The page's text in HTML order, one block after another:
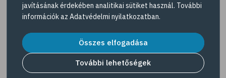
# gluténérzékenység
# gluténmentes
# quinoa
# szelén
Navigáció
Dermokozmetikumok
Gyöngy Patika Magazin
javításának érdekében analitikai sütiket használ. További
információk az Adatvédelmi nyilatkozatban.
Összes elfogadása
További lehetőségek